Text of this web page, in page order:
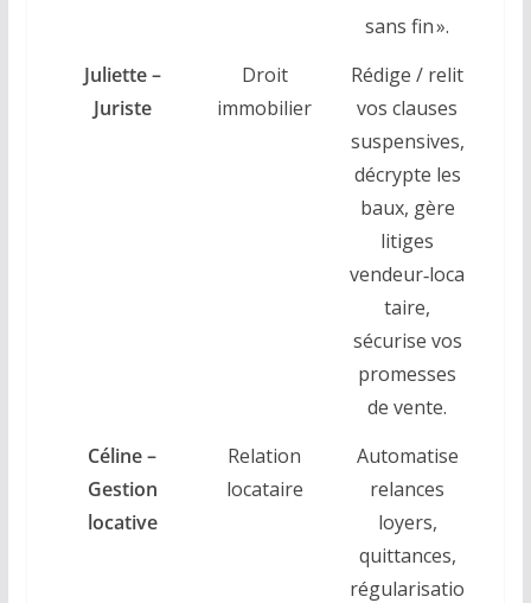
sans fin ».
Juliette –
Juriste
Droit
immobilier
Rédige / relit
vos clauses
suspensives,
décrypte les
baux, gère
litiges
vendeur‑loca
taire,
sécurise vos
promesses
de vente.
Céline –
Gestion
locative
Relation
locataire
Automatise
relances
loyers,
quittances,
régularisatio